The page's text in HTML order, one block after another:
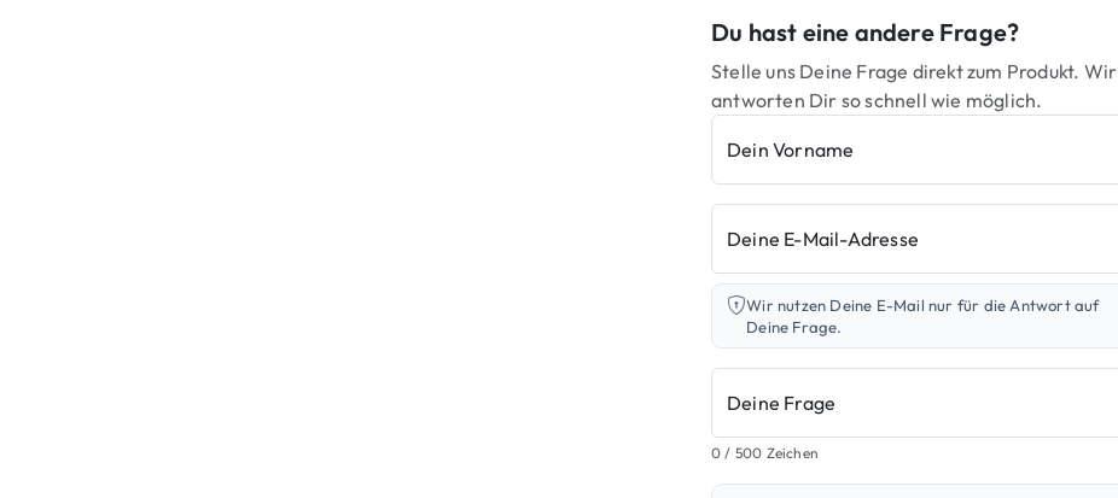
Du hast eine andere Frage?
Stelle uns Deine Frage direkt zum Produkt. Wir
antworten Dir so schnell wie möglich.
Dein Vorname
Deine E-Mail-Adresse
Wir nutzen Deine E-Mail nur für die Antwort auf
Deine Frage.
Deine Frage
0 / 500 Zeichen